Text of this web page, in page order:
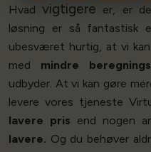
Hvadvigtigere er, er
løsning er så fantastisk
ubesværet hurtig, at vi
med mindre
udbyder. At vi kan gøre
levere vores tjeneste
lavere pris end nogen
lavere. Og du behøver